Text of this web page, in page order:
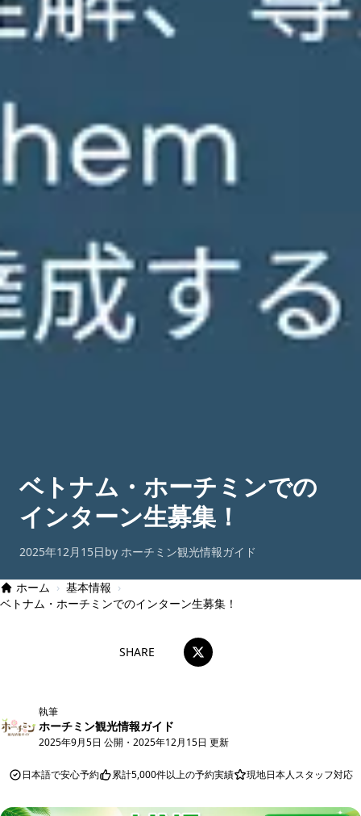
ベトナム・ホーチミンでの
インターン生募集！
2025年12月15日by ホーチミン観光情報ガイド
ホーム › 基本情報 ›
ベトナム・ホーチミンでのインターン生募集！
SHARE
執筆
ホーチミン観光情報ガイド
2025年9月5日 公開 ・ 2025年12月15日 更新
日本語で安心予約 累計5,000件以上の予約実績 現地日本人スタッフ対応